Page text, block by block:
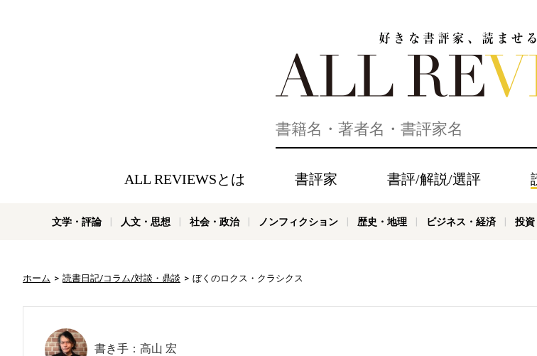
ALL REVIEWSとは 書評家 書評/解説/選評
文学・評論 人文・思想 社会・政治 ノンフィクション 歴史・地理 ビジネス・経済 投資
ホーム 読書日記/コラム/対談・鼎談 ぼくのロクス・クラシクス
書き手：高山 宏